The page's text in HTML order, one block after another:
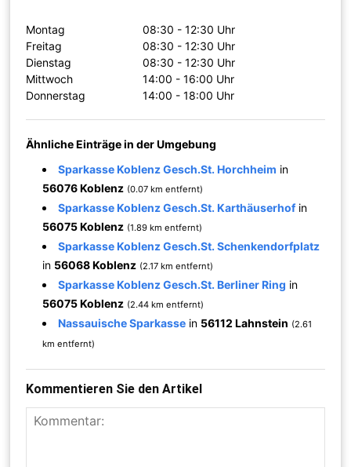
Montag
08:30 - 12:30 Uhr
Freitag
08:30 - 12:30 Uhr
Dienstag
08:30 - 12:30 Uhr
Mittwoch
14:00 - 16:00 Uhr
Donnerstag
14:00 - 18:00 Uhr
Ähnliche Einträge in der Umgebung
Sparkasse Koblenz Gesch.St. Horchheim in
56076 Koblenz (0.07 km entfernt)
Sparkasse Koblenz Gesch.St. Karthäuserhofin
56075 Koblenz (1.89 km entfernt)
Sparkasse Koblenz Gesch.St. Schenkendorfplatz
in 56068 Koblenz (2.17 km entfernt)
Sparkasse Koblenz Gesch.St. Berliner Ring in
56075 Koblenz (2.44 km entfernt)
Nassauische Sparkasse in 56112 Lahnstein (2.61
km entfernt)
Kommentieren Sie den Artikel